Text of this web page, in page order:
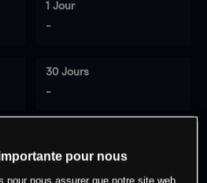
1 Jour
-
30 Jours
-
une position à
pour nous
pour nous assurer que notre site web